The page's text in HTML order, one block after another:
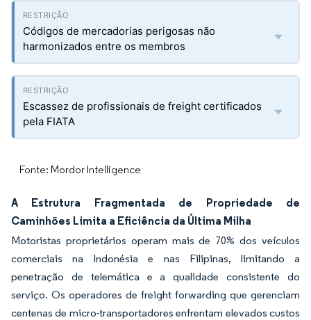
Códigos de mercadorias perigosas não
harmonizados entre os membros
Escassez de profissionais de freight certificados
pela FIATA
Fonte: Mordor Intelligence
A Estrutura Fragmentada de Propriedade de
Caminhões Limita a Eficiência da Última Milha
Motoristas proprietários operam mais de 70% dos veículos
comerciais na Indonésia e nas Filipinas, limitando a
penetração de telemática e a qualidade consistente do
serviço. Os operadores de freight forwarding que gerenciam
centenas de micro-transportadores enfrentam elevados custos